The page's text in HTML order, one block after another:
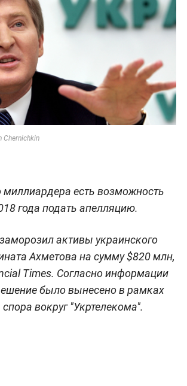
Chernichkin
миллиардера есть возможность
года подать апелляцию.
активы украинского
Ахметова на сумму $820 млн,
Times. Согласно информации
было вынесено в рамках
вокруг "Укртелекома".